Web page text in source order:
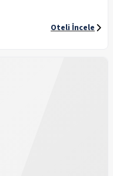
Oteli İncele